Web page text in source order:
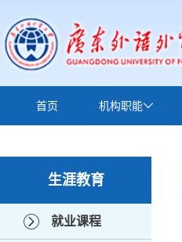
首页 机构职能
生涯教育
就业课程